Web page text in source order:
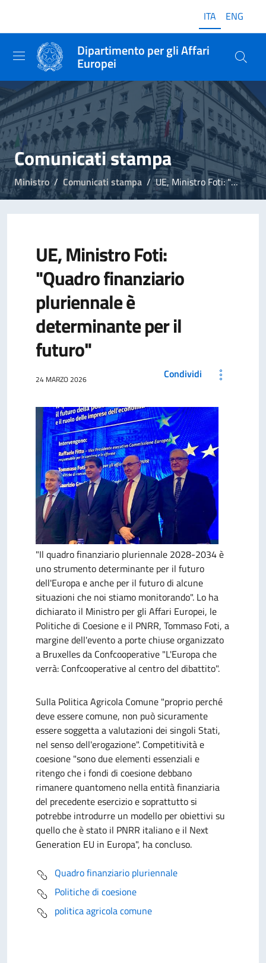
ITA ENG
Dipartimento per gli Affari
Europei
Comunicati stampa
Ministro Comunicati stampa UE, Ministro Foti: "Quadro finanziario pluriennale è determinante per il futuro"
UE, Ministro Foti:
"Quadro finanziario
pluriennale è
determinante per il
futuro"
24 MARZO 2026 Condividi
"Il quadro finanziario pluriennale 2028-2034 è
uno strumento determinante per il futuro
dell'Europa e anche per il futuro di alcune
situazioni che noi stiamo monitorando". Lo ha
dichiarato il Ministro per gli Affari Europei, le
Politiche di Coesione e il PNRR, Tommaso Foti, a
margine dell'evento a porte chiuse organizzato
a Bruxelles da Confcooperative "L'Europa che
verrà: Confcooperative al centro del dibattito".
Sulla Politica Agricola Comune "proprio perché
deve essere comune, non può sicuramente
essere soggetta a valutazioni dei singoli Stati,
nel senso dell'erogazione". Competitività e
coesione "sono due elementi essenziali e
ritengo che i fondi di coesione debbano
rimanere quantomeno nella entità finanziaria
del precedente esercizio e soprattutto si
potrebbe introdurre un modello per obiettivi su
quello che è stato il PNRR italiano e il Next
Generation EU in Europa", ha concluso.
Quadro finanziario pluriennale
Politiche di coesione
politica agricola comune